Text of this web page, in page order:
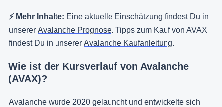
⚡️ Mehr Inhalte: Eine aktuelle Einschätzung findest Du in
unserer Avalanche Prognose. Tipps zum Kauf von AVAX
findest Du in unserer Avalanche Kaufanleitung.
Wie ist der Kursverlauf von Avalanche
(AVAX)?
Avalanche wurde 2020 gelauncht und entwickelte sich